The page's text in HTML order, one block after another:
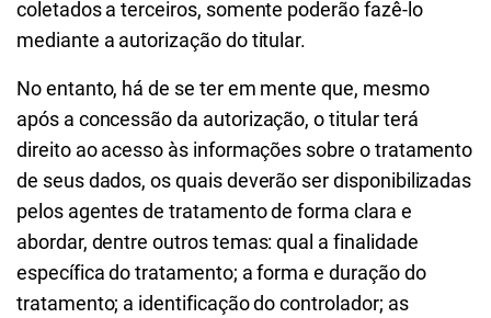
coletados a terceiros, somente poderão fazê-lo
mediante a autorização do titular.
No entanto, há de se ter em mente que, mesmo
após a concessão da autorização, o titular terá
direito ao acesso às informações sobre o tratamento
de seus dados, os quais deverão ser disponibilizadas
pelos agentes de tratamento de forma clara e
abordar, dentre outros temas: qual a finalidade
específica do tratamento; a forma e duração do
tratamento; a identificação do controlador; as